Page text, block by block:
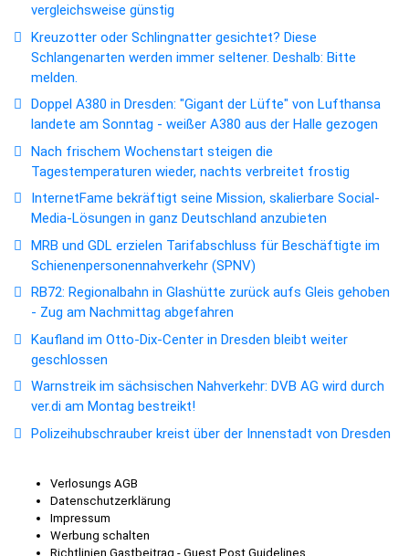
vergleichsweise günstig
Kreuzotter oder Schlingnatter gesichtet? Diese
Schlangenarten werden immer seltener. Deshalb: Bitte
melden.
Doppel A380 in Dresden: "Gigant der Lüfte" von Lufthansa
landete am Sonntag - weißer A380 aus der Halle gezogen
Nach frischem Wochenstart steigen die
Tagestemperaturen wieder, nachts verbreitet frostig
InternetFame bekräftigt seine Mission, skalierbare Social-
Media-Lösungen in ganz Deutschland anzubieten
MRB und GDL erzielen Tarifabschluss für Beschäftigte im
Schienenpersonennahverkehr (SPNV)
RB72: Regionalbahn in Glashütte zurück aufs Gleis gehoben
- Zug am Nachmittag abgefahren
Kaufland im Otto-Dix-Center in Dresden bleibt weiter
geschlossen
Warnstreik im sächsischen Nahverkehr: DVB AG wird durch
ver.di am Montag bestreikt!
Polizeihubschrauber kreist über der Innenstadt von Dresden
Verlosungs AGB
Datenschutzerklärung
Impressum
Werbung schalten
Richtlinien Gastbeitrag - Guest Post Guidelines